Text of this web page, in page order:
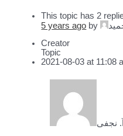
This topic has 2
5 years ago by
Creator
Topic
2021-08-03 at 11:08
آ. نجفی